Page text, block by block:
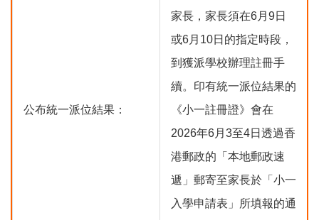
公布統一派位結果：
家長，家長須在6月9日
或6月10日的指定時段，
到獲派學校辦理註冊手
續。印有統一派位結果的
《小一註冊證》會在
2026年6月3至4日透過香
港郵政的「本地郵政速
遞」郵寄至家長於「小一
入學申請表」所填報的通